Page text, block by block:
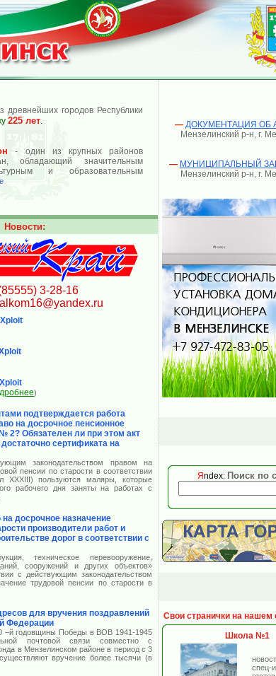
древнейших городов Республики
225 лет.
- один из крупных районов
обладающий значительным
и образовательным
Новости:
3-28-16
)
подтверждается работа
на досрочное пенсионное
2? Обязателен ли при этом акт
сертификата на
законодательством правом на
пенсии по старости в соответствии
пользуются маляры, которые
рабочего дня заняты на работах с
досрочное назначение
производители работ и
дорог в соответствии с
техническое перевооружение,
сооружений и других объектов»
с действующим законодательством
трудовой пенсии по старости в
для вручения поздравлений
Федерации
–й годовщины Победы в ВОВ 1941-1945
почтовой связи совместно с
в Мензелинском районе в период с 3
вручение более тысячи (в
— ДОКУМЕНТАЦИЯ ОБ
Мензелинский р-н, г.
— МУНИЦИПАЛЬНЫЙ
Мензелинский р-н, г.
Яndex: Поиск по
Свои странички на нашем
Школа №1
спец-